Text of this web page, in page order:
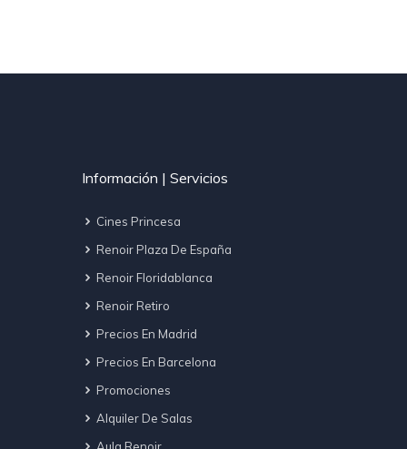
Información | Servicios
Cines Princesa
Renoir Plaza De España
Renoir Floridablanca
Renoir Retiro
Precios En Madrid
Precios En Barcelona
Promociones
Alquiler De Salas